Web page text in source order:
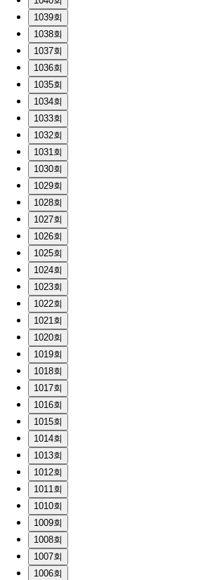
1039회
1038회
1037회
1036회
1035회
1034회
1033회
1032회
1031회
1030회
1029회
1028회
1027회
1026회
1025회
1024회
1023회
1022회
1021회
1020회
1019회
1018회
1017회
1016회
1015회
1014회
1013회
1012회
1011회
1010회
1009회
1008회
1007회
1006회